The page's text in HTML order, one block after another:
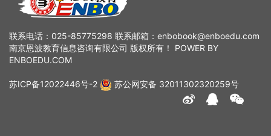
联系电话：025-85775298 联系邮箱：enbobook@enboedu.com
南京恩波教育信息咨询有限公司 版权所有！ POWER BY
ENBOEDU.COM
苏ICP备12022446号-2 苏公网安备 32011302320259号